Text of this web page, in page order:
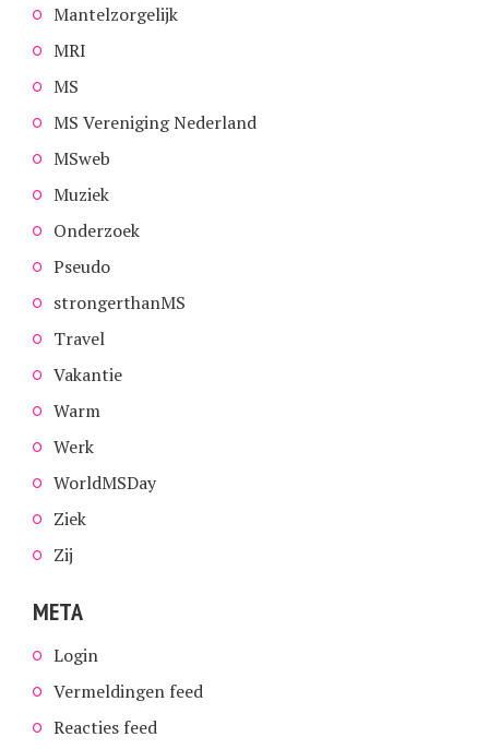
Mantelzorgelijk
MRI
MS
MS Vereniging Nederland
MSweb
Muziek
Onderzoek
Pseudo
strongerthanMS
Travel
Vakantie
Warm
Werk
WorldMSDay
Ziek
Zij
META
Login
Vermeldingen feed
Reacties feed